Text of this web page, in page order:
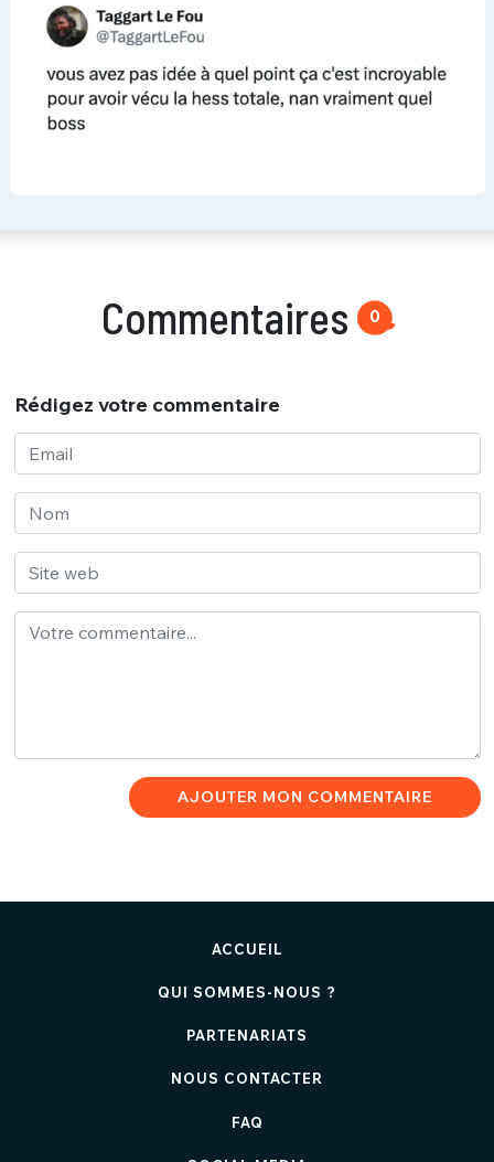
Commentaires 0
Rédigez votre commentaire
AJOUTER MON COMMENTAIRE
ACCUEIL
QUI SOMMES-NOUS ?
PARTENARIATS
NOUS CONTACTER
FAQ